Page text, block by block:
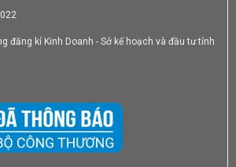
đăng kí Kinh Doanh - Sở kế hoạch và đầu tư tỉnh